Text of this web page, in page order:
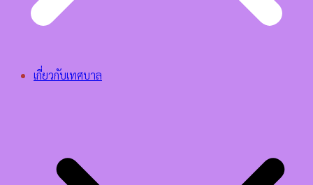
เกี่ยวกับเทศบาล